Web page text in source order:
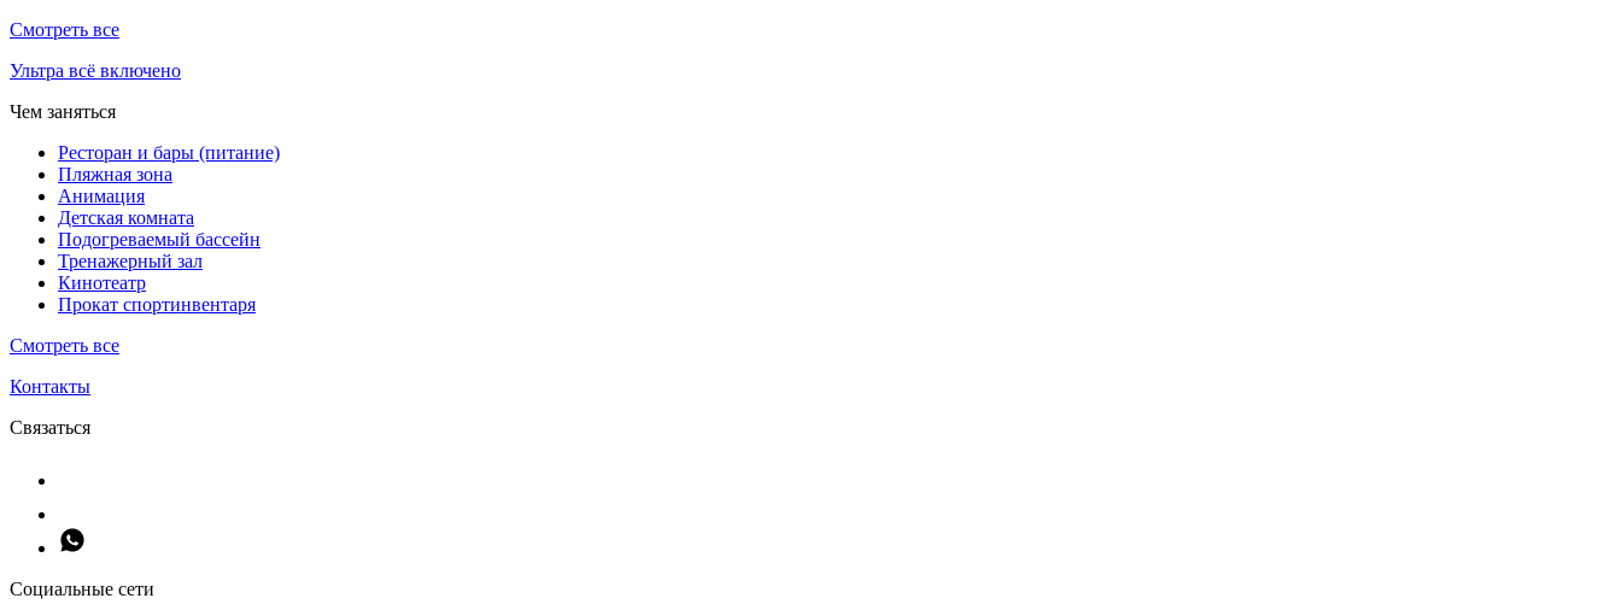
Смотреть все
Ультра всё включено
Чем заняться
Ресторан и бары (питание)
Пляжная зона
Анимация
Детская комната
Подогреваемый бассейн
Тренажерный зал
Кинотеатр
Прокат спортинвентаря
Смотреть все
Контакты
Связаться
Социальные сети